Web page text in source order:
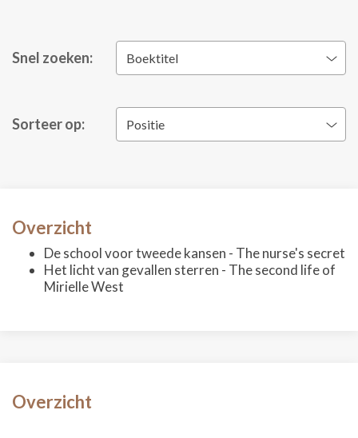
Snel zoeken: Boektitel
Sorteer op: Positie
Overzicht
De school voor tweede kansen - The nurse's secret
Het licht van gevallen sterren - The second life of
Mirielle West
Overzicht